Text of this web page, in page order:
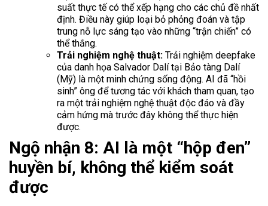
suất thực tế có thể xếp hạng cho các chủ đề nhất
định. Điều này giúp loại bỏ phỏng đoán và tập
trung nỗ lực sáng tạo vào những “trận chiến” có
thể thắng.
Trải nghiệm nghệ thuật: Trải nghiệm deepfake
của danh họa Salvador Dalí tại Bảo tàng Dalí
(Mỹ) là một minh chứng sống động. AI đã “hồi
sinh” ông để tương tác với khách tham quan, tạo
ra một trải nghiệm nghệ thuật độc đáo và đầy
cảm hứng mà trước đây không thể thực hiện
được.
Ngộ nhận 8: AI là một “hộp đen”
huyền bí, không thể kiểm soát
được